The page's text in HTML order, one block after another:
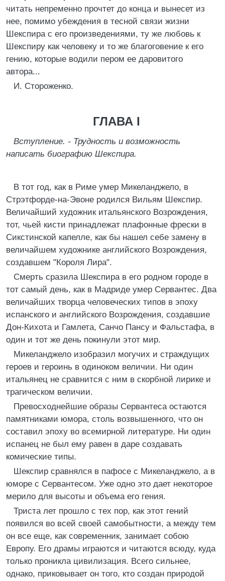
читать непременно прочтет до конца и вынесет из
нее, помимо убеждения в тесной связи жизни
Шекспира с его произведениями, ту же любовь к
Шекспиру как человеку и то же благоговение к его
гению, которые водили пером ее даровитого
автора...
И. Стороженко.
ГЛАВА I
Вступление. - Трудность и возможность
написать биографию Шекспира.
В тот год, как в Риме умер Микеланджело, в
Стрэтфорде-на-Эвоне родился Вильям Шекспир.
Величайший художник итальянского Возрождения,
тот, чьей кисти принадлежат плафонные фрески в
Сикстинской капелле, как бы нашел себе замену в
величайшем художнике английского Возрождения,
создавшем "Короля Лира".
Смерть сразила Шекспира в его родном городе в
тот самый день, как в Мадриде умер Сервантес. Два
величайших творца человеческих типов в эпоху
испанского и английского Возрождения, создавшие
Дон-Кихота и Гамлета, Санчо Пансу и Фальстафа, в
один и тот же день покинули этот мир.
Микеланджело изобразил могучих и страждущих
героев и героинь в одиноком величии. Ни один
итальянец не сравнится с ним в скорбной лирике и
трагическом величии.
Превосходнейшие образы Сервантеса остаются
памятниками юмора, столь возвышенного, что он
составил эпоху во всемирной литературе. Ни один
испанец не был ему равен в даре создавать
комические типы.
Шекспир сравнялся в пафосе с Микеланджело, а в
юморе с Сервантесом. Уже одно это дает некоторое
мерило для высоты и объема его гения.
Триста лет прошло с тех пор, как этот гений
появился во всей своей самобытности, а между тем
он все еще, как современник, занимает собою
Европу. Его драмы играются и читаются всюду, куда
только проникла цивилизация. Всего сильнее,
однако, приковывает он того, кто создан природой